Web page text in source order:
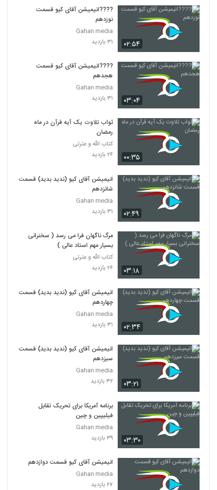
۰۲:۵۴
????️انیمیشن آقای کیو قسمت
نوزدهم
Gahan media
۳۱ بازدید
۰۳:۰۴
????️انیمیشن آقای کیو قسمت
هجدهم
Gahan media
۳۱ بازدید
۰۰:۳۵
ثواب تلاوت یک آیه قرآن در ماه
رمضان
کتاب الله و عترتی
۲۶ بازدید
۰۲:۴۹
انیمیشن آقای کیو (ندید بدید) قسمت
شانزدهم
Gahan media
۳۱ بازدید
۰۳:۱۸
مرگ ناگهان فرا می رسد ( سخنرانی
بسیار مهم استاد عالی )
کتاب الله و عترتی
۲۶ بازدید
۰۲:۳۴
انیمیشن آقای کیو (ندید بدید) قسمت
چهاردهم
Gahan media
۳۱ بازدید
۰۳:۲۱
انیمیشن آقای کیو (ندید بدید) قسمت
سیزدهم
Gahan media
۳۲ بازدید
۰۳:۳۰
برنامه آمریکا برای تحریک تقابل
فیلیپین و چین
Gahan media
۳۹ بازدید
انیمیشن آقای کیو قسمت دوازدهم
Gahan media
۲۷ بازدید